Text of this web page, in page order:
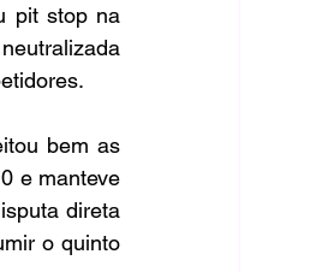
pit stop na
bem as
e manteve
direta
o quinto